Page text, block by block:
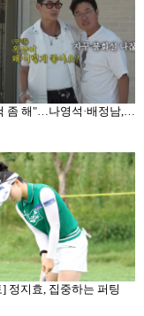
"친한 척 좀 해"…나영석·배정남, 불화설 재차 해명(십오야)
] 정지효, 집중하는 퍼팅